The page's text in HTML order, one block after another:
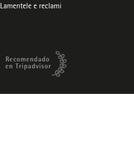
Lamentele e reclami